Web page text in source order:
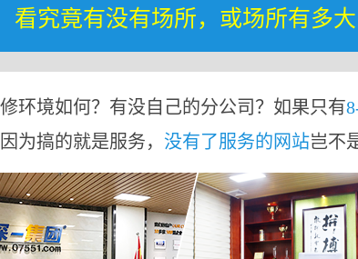
看究竟有没有场所，或场所有多大
环境如何？有没自己的分公司？如果只有
为搞的就是服务， 没有了服务的网站岂不